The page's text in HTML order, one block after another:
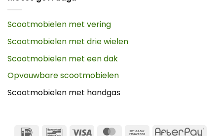
Scootmobielen met vering
Scootmobielen met drie wielen
Scootmobielen met een dak
Opvouwbare scootmobielen
Scootmobielen met handgas
IDeal Bancontact
Visa MasterCard
Bank